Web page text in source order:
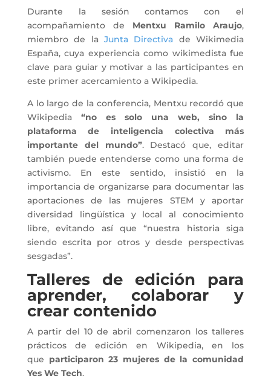
Durante la sesión contamos con el
acompañamiento de Mentxu Ramilo Araujo,
miembro de la Junta Directiva de Wikimedia
España, cuya experiencia como wikimedista fue
clave para guiar y motivar a las participantes en
este primer acercamiento a Wikipedia.
A lo largo de la conferencia, Mentxu recordó que
Wikipedia “no es solo una web, sino la
plataforma de inteligencia colectiva más
importante del mundo”. Destacó que, editar
también puede entenderse como una forma de
activismo. En este sentido, insistió en la
importancia de organizarse para documentar las
aportaciones de las mujeres STEM y aportar
diversidad lingüística y local al conocimiento
libre, evitando así que “nuestra historia siga
siendo escrita por otros y desde perspectivas
sesgadas”.
Talleres de edición para
aprender, colaborar y
crear contenido
A partir del 10 de abril comenzaron los talleres
prácticos de edición en Wikipedia, en los
que participaron 23 mujeres de la comunidad
Yes We Tech.